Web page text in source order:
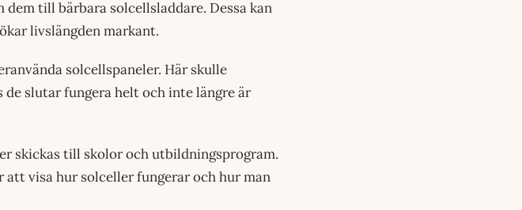
till bärbara solcellsladdare. Dessa kan
livslängden markant.
solcellspaneler. Här skulle
slutar fungera helt och inte längre är
skickas till skolor och utbildningsprogram.
visa hur solceller fungerar och hur man